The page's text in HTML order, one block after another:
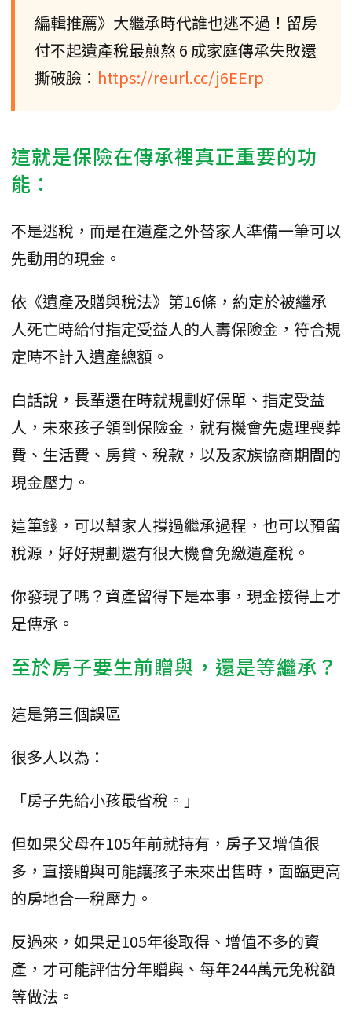
編輯推薦》大繼承時代誰也逃不過！留房
付不起遺產稅最煎熬 6 成家庭傳承失敗還
撕破臉： https://reurl.cc/j6EErp
這就是保險在傳承裡真正重要的功
能：
不是逃稅，而是在遺產之外替家人準備一筆可以
先動用的現金。
依《遺產及贈與稅法》第16條，約定於被繼承
人死亡時給付指定受益人的人壽保險金，符合規
定時不計入遺產總額。
白話說，長輩還在時就規劃好保單、指定受益
人，未來孩子領到保險金，就有機會先處理喪葬
費、生活費、房貸、稅款，以及家族協商期間的
現金壓力。
這筆錢，可以幫家人撐過繼承過程，也可以預留
稅源，好好規劃還有很大機會免繳遺產稅。
你發現了嗎？資產留得下是本事，現金接得上才
是傳承。
至於房子要生前贈與，還是等繼承？
這是第三個誤區
很多人以為：
「房子先給小孩最省稅。」
但如果父母在105年前就持有，房子又增值很
多，直接贈與可能讓孩子未來出售時，面臨更高
的房地合一稅壓力。
反過來，如果是105年後取得、增值不多的資
產，才可能評估分年贈與、每年244萬元免稅額
等做法。